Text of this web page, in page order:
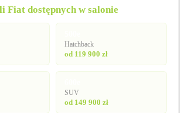
Fiat dostępnych w salonie
Hatchback
od 119 900 zł
SUV
od 149 900 zł